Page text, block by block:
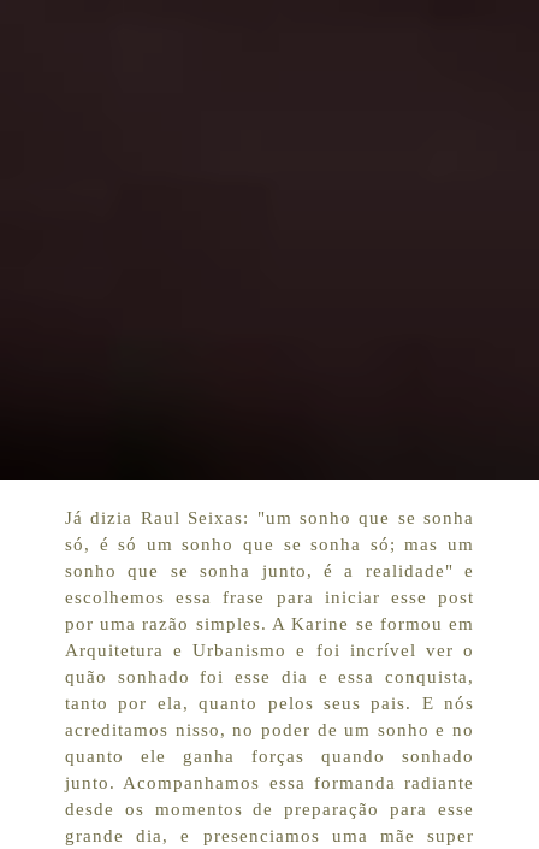
Já dizia Raul Seixas: "um sonho que se sonha
só, é só um sonho que se sonha só; mas um
sonho que se sonha junto, é a realidade" e
escolhemos essa frase para iniciar esse post
por uma razão simples. A Karine se formou em
Arquitetura e Urbanismo e foi incrível ver o
quão sonhado foi esse dia e essa conquista,
tanto por ela, quanto pelos seus pais. E nós
acreditamos nisso, no poder de um sonho e no
quanto ele ganha forças quando sonhado
junto. Acompanhamos essa formanda radiante
desde os momentos de preparação para esse
grande dia, e presenciamos uma mãe super